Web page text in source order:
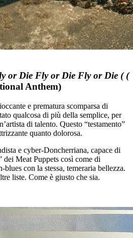
or Die Fly or Die Fly or Die ( (
Anthem)
e prematura scomparsa di
qualcosa di più della semplice, per
di talento. Questo “testamento”
quanto dolorosa.
e cyber-Doncherriana, capace di
dei Meat Puppets così come di
con la stessa, temeraria bellezza.
liste. Come è giusto che sia.